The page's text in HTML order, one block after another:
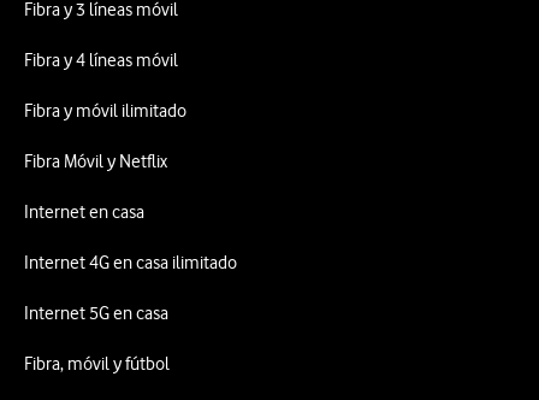
Fibra y 3 líneas móvil
Fibra y 4 líneas móvil
Fibra y móvil ilimitado
Fibra Móvil y Netflix
Internet en casa
Internet 4G en casa ilimitado
Internet 5G en casa
Fibra, móvil y fútbol